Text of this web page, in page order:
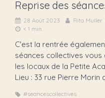
28 Août 2023 Rita Muller
< 1 min.
C'est la rentrée
séances collectives
les locaux de la Petite
Lieu : 33 rue Pierre Morin
#seancescollectives